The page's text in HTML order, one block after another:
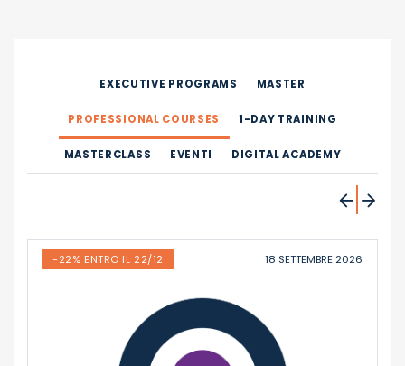
EXECUTIVE PROGRAMS MASTER
PROFESSIONAL COURSES 1-DAY TRAINING
MASTERCLASS EVENTI DIGITAL ACADEMY
-22% ENTRO IL 22/12 18 SETTEMBRE 2026